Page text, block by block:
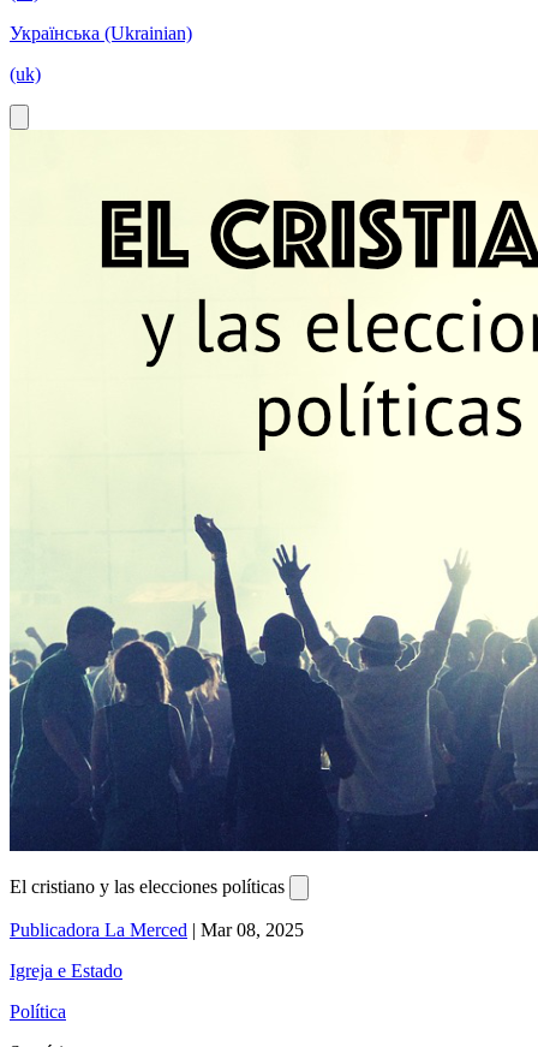
Українська (Ukrainian)
(uk)
El cristiano y las elecciones políticas
Publicadora La Merced | Mar 08, 2025
Igreja e Estado
Política